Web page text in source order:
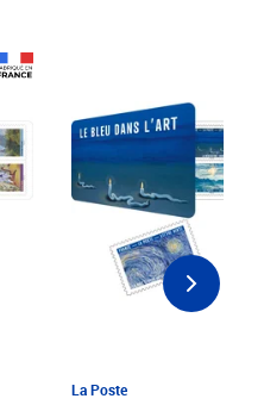
La Poste